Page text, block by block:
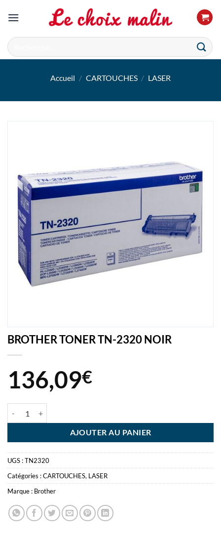
Recherche
pour :
Accueil / CARTOUCHES / LASER
BROTHER TONER TN-2320 NOIR
136,09€
AJOUTER AU PANIER
UGS :TN2320
Catégories :CARTOUCHES, LASER
Marque : Brother